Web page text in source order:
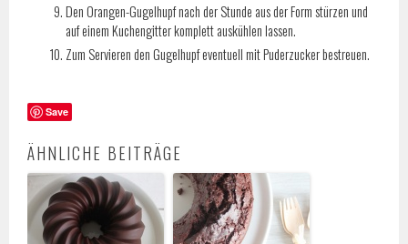
Den Orangen-Gugelhupf nach der Stunde aus der Form stürzen und
auf einem Kuchengitter komplett auskühlen lassen.
Zum Servieren den Gugelhupf eventuell mit Puderzucker bestreuen.
Save
ÄHNLICHE BEITRÄGE